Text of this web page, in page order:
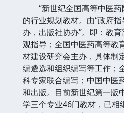
“新世纪全国高等中医药
的行业规划教材。由“政府
办，出版社协办”。即：教
观指导；全国中医药高等教
材建设研究会主办，具体制
编遴选和组织编写等工作；
科专家联合编写；中国中医
和出版。目前新世纪第一版
学三个专业46门教材，已相